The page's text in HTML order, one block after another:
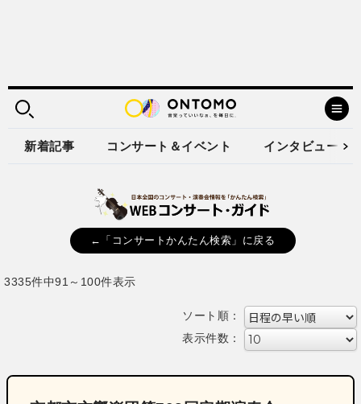
新着記事 コンサート＆イベント インタビュー
←「コンサートかんたん検索」に戻る
3335件中91～100件表示
ソート順：
表示件数：